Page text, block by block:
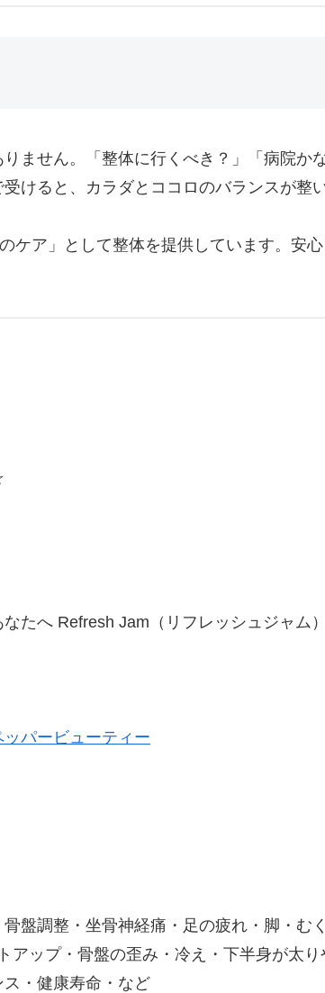
ません。「整体に行くべき？」「病院か
けると、カラダとココロのバランスが整
ケア」として整体を提供しています。安
たへ Refresh Jam（リフレッシュジャム）
パービューティー
盤調整・坐骨神経痛・足の疲れ・脚・
アップ・骨盤の歪み・冷え・下半身が太
・健康寿命・など